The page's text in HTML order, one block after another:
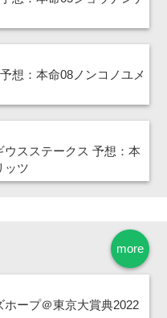
想：本命08ノンコノユメ
ウスステークス 予想：本
ッツ
more
ホープ＠東京大賞典2022